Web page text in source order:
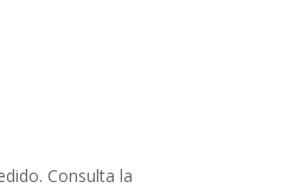
Consulta la